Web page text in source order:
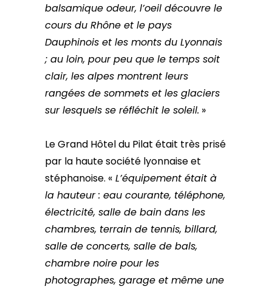
balsamique odeur, l’oeil découvre le
cours du Rhône et le pays
Dauphinois et les monts du Lyonnais
; au loin, pour peu que le temps soit
clair, les alpes montrent leurs
rangées de sommets et les glaciers
sur lesquels se réfléchit le soleil. »
Le Grand Hôtel du Pilat était très prisé
par la haute société lyonnaise et
stéphanoise. « L’équipement était à
la hauteur : eau courante, téléphone,
électricité, salle de bain dans les
chambres, terrain de tennis, billard,
salle de concerts, salle de bals,
chambre noire pour les
photographes, garage et même une